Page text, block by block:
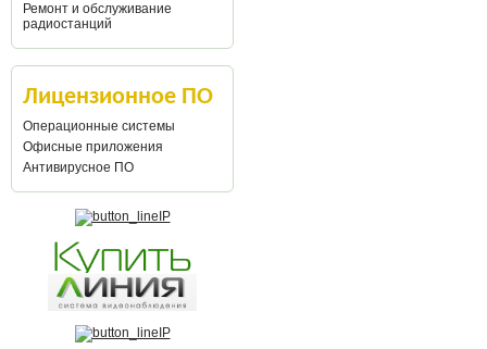
Ремонт и обслуживание
радиостанций
Лицензионное ПО
Операционные системы
Офисные приложения
Антивирусное ПО